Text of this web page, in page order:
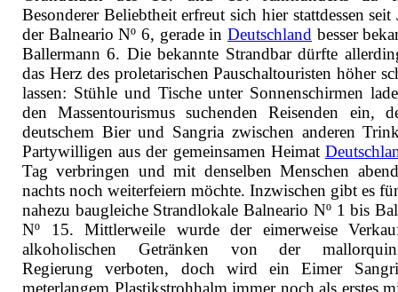
Besonderer Beliebtheit erfreut sich hier stattdessen seit
der Balneario Nº 6, gerade in Deutschland besser
Ballermann 6. Die bekannte Strandbar dürfte
das Herz des proletarischen Pauschaltouristen höher
lassen: Stühle und Tische unter Sonnenschirmen
den Massentourismus suchenden Reisenden ein,
deutschem Bier und Sangria zwischen anderen
Partywilligen aus der gemeinsamen Heimat
Tag verbringen und mit denselben Menschen
nachts noch weiterfeiern möchte. Inzwischen gibt es
nahezu baugleiche Strandlokale Balneario Nº 1 bis
Nº 15. Mittlerweile wurde der eimerweise
alkoholischen Getränken von der
Regierung verboten, doch wird ein Eimer